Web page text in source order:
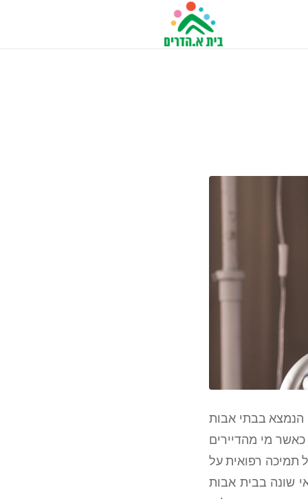
הנמצא בבתי אבות
מי מהדיירים
תמיכה רפואית על
שונה בבית אבות